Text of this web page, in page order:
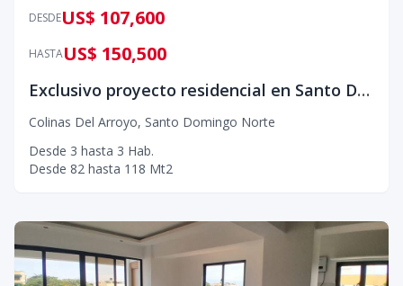
DESDEUS$ 107,600
HASTAUS$ 150,500
Exclusivo proyecto residencial en Santo Domingo Norte
Colinas Del Arroyo, Santo Domingo Norte
Desde 3 hasta 3 Hab.
Desde 82 hasta 118 Mt2